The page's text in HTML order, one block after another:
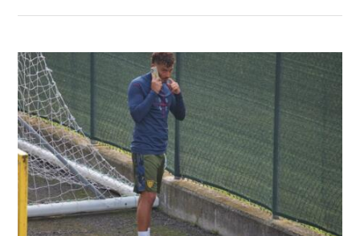
Balliana: “Firmare con la Bora è come andare al
Real Madrid. Ora obiettivo Lunigiana”